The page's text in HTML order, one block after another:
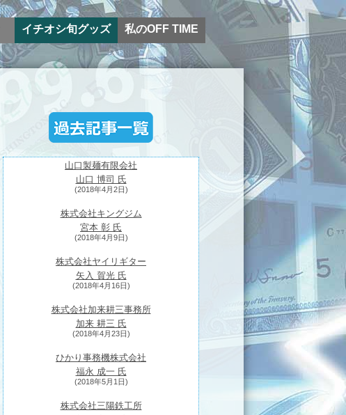
イチオシ旬グッズ 私のOFF TIME
山口製麺有限会社
山口 博司 氏
(2018年4月2日)
株式会社キングジム
宮本 彰 氏
(2018年4月9日)
株式会社ヤイリギター
矢入 賀光 氏
(2018年4月16日)
株式会社加来耕三事務所
加来 耕三 氏
(2018年4月23日)
ひかり事務機株式会社
福永 成一 氏
(2018年5月1日)
株式会社三陽鉄工所